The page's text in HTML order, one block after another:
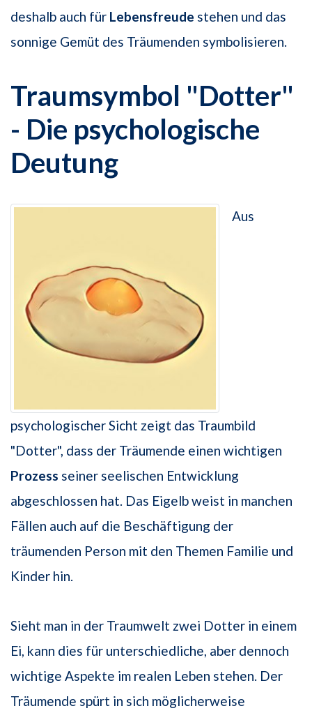
deshalb auch für Lebensfreude stehen und das
sonnige Gemüt des Träumenden symbolisieren.
Traumsymbol "Dotter"
- Die psychologische
Deutung
Aus
psychologischer Sicht zeigt das Traumbild
"Dotter", dass der Träumende einen wichtigen
Prozess seiner seelischen Entwicklung
abgeschlossen hat. Das Eigelb weist in manchen
Fällen auch auf die Beschäftigung der
träumenden Person mit den Themen Familie und
Kinder hin.
Sieht man in der Traumwelt zwei Dotter in einem
Ei, kann dies für unterschiedliche, aber dennoch
wichtige Aspekte im realen Leben stehen. Der
Träumende spürt in sich möglicherweise